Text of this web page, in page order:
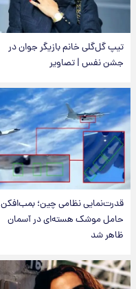
تیپ گل‌گلی خانم بازیگر جوان در
جشن نفس | تصاویر
قدرت‌نمایی نظامی چین؛ بمب‌افکن
حامل موشک هسته‌ای در آسمان
ظاهر شد